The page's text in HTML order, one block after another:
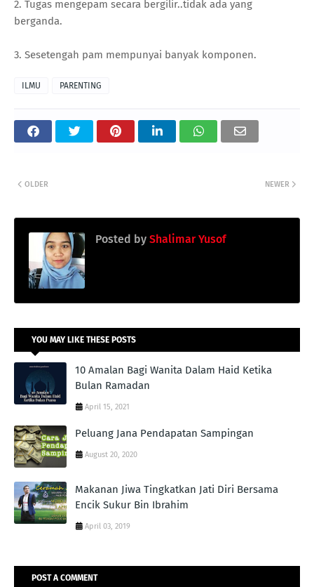
2. Tugas mengepam secara bergilir..tidak ada yang
berganda.
3. Sesetengah pam mempunyai banyak komponen.
ILMU PARENTING
NEWER
OLDER
Posted by Shalimar Yusof
YOU MAY LIKE THESE POSTS
10 Amalan Bagi Wanita Dalam Haid Ketika
Bulan Ramadan
April 15, 2021
Peluang Jana Pendapatan Sampingan
August 20, 2020
Makanan Jiwa Tingkatkan Jati Diri Bersama
Encik Sukur Bin Ibrahim
April 03, 2019
POST A COMMENT